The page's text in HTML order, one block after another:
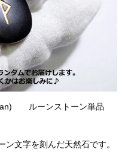
ルーンストーン単品
文字を刻んだ天然石です。